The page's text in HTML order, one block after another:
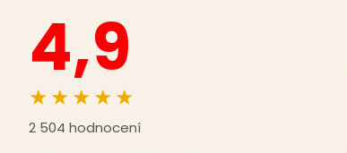
4,9
★★★★★
2 504 hodnocení